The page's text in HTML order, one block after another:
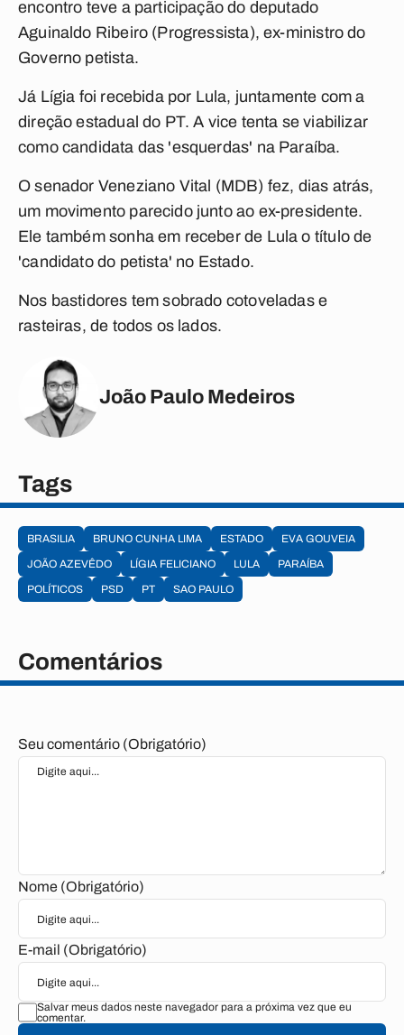
encontro teve a participação do deputado
Aguinaldo Ribeiro (Progressista), ex-ministro do
Governo petista.
Já Lígia foi recebida por Lula, juntamente com a
direção estadual do PT. A vice tenta se viabilizar
como candidata das 'esquerdas' na Paraíba.
O senador Veneziano Vital (MDB) fez, dias atrás,
um movimento parecido junto ao ex-presidente.
Ele também sonha em receber de Lula o título de
'candidato do petista' no Estado.
Nos bastidores tem sobrado cotoveladas e
rasteiras, de todos os lados.
João Paulo Medeiros
Tags
BRASILIA BRUNO CUNHA LIMA ESTADO
EVA GOUVEIA
JOÃO AZEVÊDO
LÍGIA FELICIANO LULA
PARAÍBA
POLÍTICOS
PSD PT SAO PAULO
Comentários
Seu comentário (Obrigatório)
Nome (Obrigatório)
E-mail (Obrigatório)
Salvar meus dados neste navegador para a próxima vez que eu
comentar.